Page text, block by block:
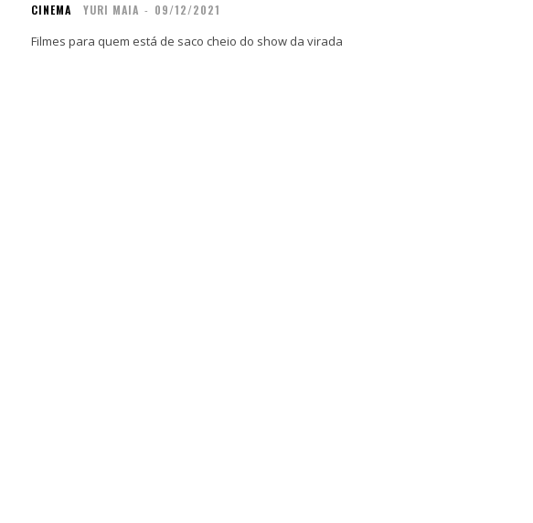
CINEMA YURI MAIA - 09/12/2021
Filmes para quem está de saco cheio do show da virada